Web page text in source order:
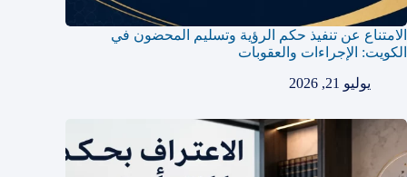
الامتناع عن تنفيذ حكم الرؤية وتسليم المحضون في
الكويت: الإجراءات والعقوبات
يوليو 21, 2026